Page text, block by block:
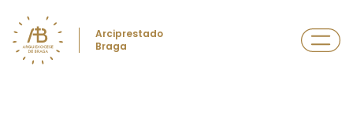
Arciprestado
Braga